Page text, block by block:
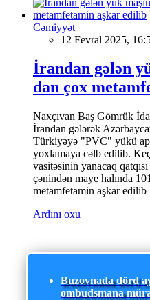
Cəmiyyət
12 Fevral 2025,
İrandan gələn
dan çox
Naxçıvan Baş Gömrük
İrandan gələrək
Türkiyəyə "PVC" yükü
yoxlamaya cəlb edilib.
vasitəsinin yanacaq
çənindən maye halında
metamfetamin aşkar edilib
Ardını oxu
Buzovnada dörd
ombudsmana